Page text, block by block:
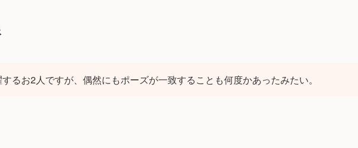
るお2人ですが、偶然にもポーズが一致することも何度かあったみたい。